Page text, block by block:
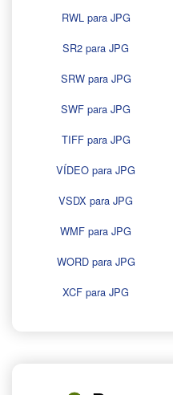
RWL para JPG
SR2 para JPG
SRW para JPG
SWF para JPG
TIFF para JPG
VÍDEO para JPG
VSDX para JPG
WMF para JPG
WORD para JPG
XCF para JPG